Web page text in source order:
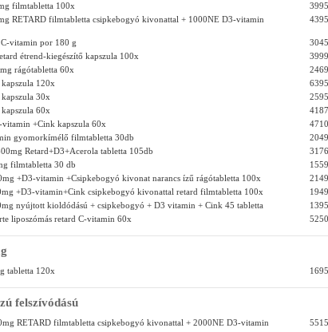
filmtabletta 100x
RETARD filmtabletta csipkebogyó kivonattal + 1000NE D3-vitamin
vitamin por 180 g
étrend-kiegészítő kapszula 100x
rágótabletta 60x
120x
30x
60x
+Cink kapszula 60x
gyomorkímélő filmtabletta 30db
Retard+D3+Acerola tabletta 105db
filmtabletta 30 db
+D3-vitamin +Csipkebogyó kivonat narancs ízű rágótabletta 100x
+D3-vitamin+Cink csipkebogyó kivonattal retard filmtabletta 100x
nyújtott kioldódású + csipkebogyó + D3 vitamin + Cink 45 tabletta
liposzómás retard C-vitamin 60x
tabletta 120x
felszívódású
RETARD filmtabletta csipkebogyó kivonattal + 2000NE D3-vitamin